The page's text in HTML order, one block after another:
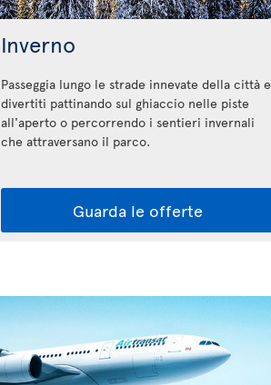
Inverno
Passeggia lungo le strade innevate della città e
divertiti pattinando sul ghiaccio nelle piste
all'aperto o percorrendo i sentieri invernali
che attraversano il parco.
Guarda le offerte